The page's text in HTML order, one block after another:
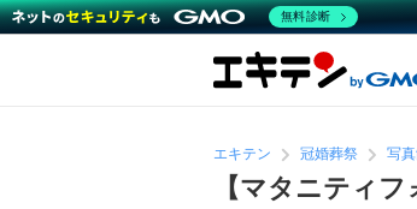
エキテン 冠婚葬祭 写
【マタニティ
無料診断